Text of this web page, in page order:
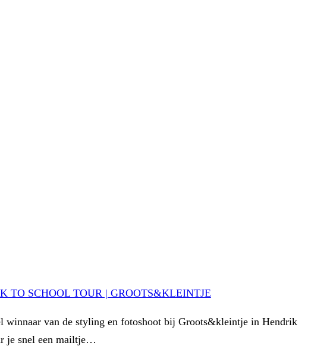
SCHOOL TOUR | GROOTS&KLEINTJE
winnaar van de styling en fotoshoot bij Groots&kleintje in Hendrik
je snel een mailtje…